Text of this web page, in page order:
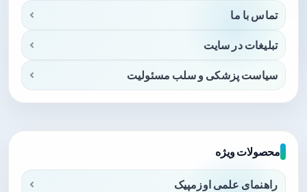
تماس با ما
تبلیغات در سایت
سیاست پزشکی و سلب مسئولیت
محصولات ویژه
راهنمای علمی اوزمپیک